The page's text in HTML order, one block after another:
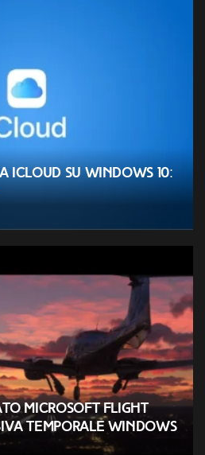
su Windows 10:
Microsoft Flight
temporale Windows